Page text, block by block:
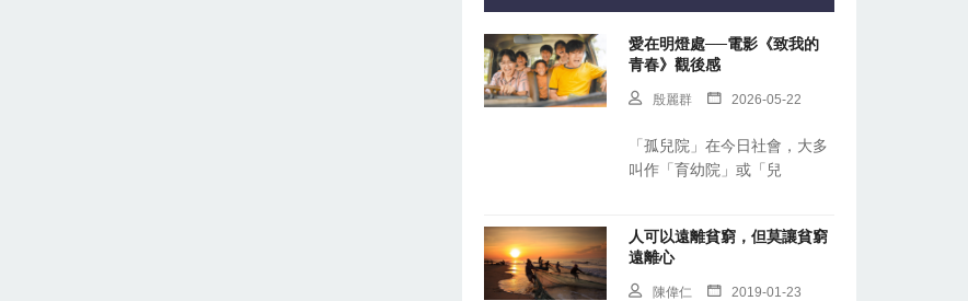
愛在明燈處──電影《致我的
青春》觀後感
殷麗群 2026-05-22
「孤兒院」在今日社會，大多
叫作「育幼院」或「兒
人可以遠離貧窮，但莫讓貧窮
遠離心
陳偉仁 2019-01-23